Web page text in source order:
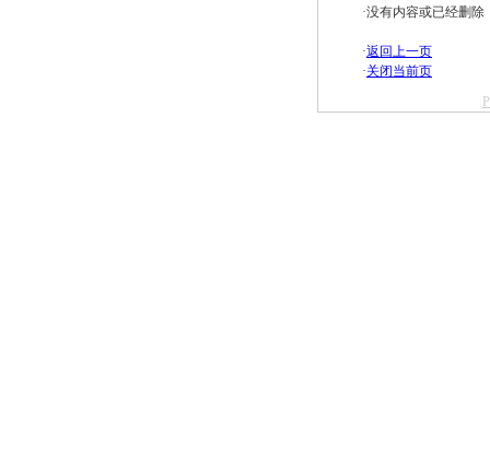
·没有内容或已经删除
·返回上一页
·关闭当前页